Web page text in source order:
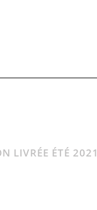
LIVRÉE ÉTÉ 2021